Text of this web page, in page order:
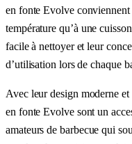
en fonte Evolve conviennent
température qu’à une
facile à nettoyer et leur
d’utilisation lors de chaque
Avec leur design moderne
en fonte Evolve sont un
amateurs de barbecue qui